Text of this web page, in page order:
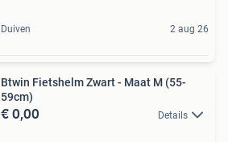
Duiven 2 aug 26
Btwin Fietshelm Zwart - Maat M (55-
59cm)
€ 0,00 Details